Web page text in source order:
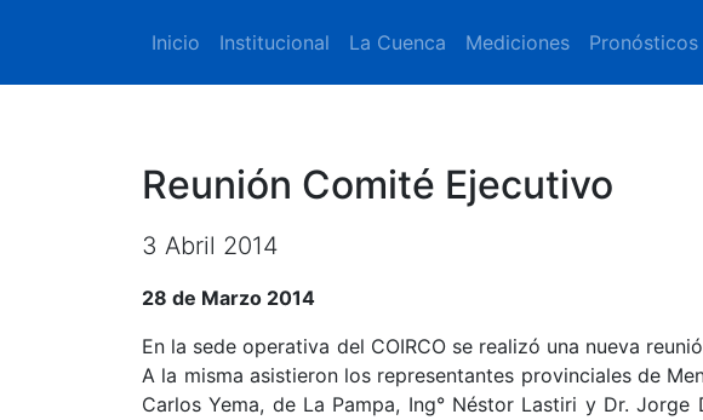
Inicio Institucional La Cuenca Mediciones Pronósticos
Reunión Comité Ejecutivo
3 Abril 2014
28 de Marzo 2014
En la sede operativa del COIRCO se realizó una nueva
A la misma asistieron los representantes provinciales de
Carlos Yema, de La Pampa, Ing° Néstor Lastiri y Dr.